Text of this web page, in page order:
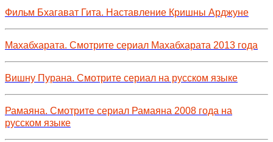
Фильм Бхагават Гита. Наставление Кришны Арджуне
Махабхарата. Смотрите сериал Махабхарата 2013 года
Вишну Пурана. Смотрите сериал на русском языке
Рамаяна. Смотрите сериал Рамаяна 2008 года на
русском языке